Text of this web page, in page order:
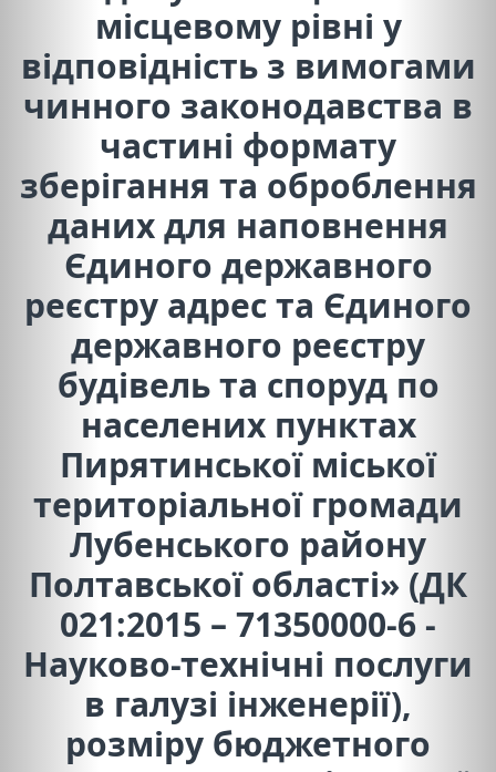
місцевому рівні у
відповідність з вимогами
чинного законодавства в
частині формату
зберігання та оброблення
даних для наповнення
Єдиного державного
реєстру адрес та Єдиного
державного реєстру
будівель та споруд по
населених пунктах
Пирятинської міської
територіальної громади
Лубенського району
Полтавської області» (ДК
021:2015 – 71350000-6 -
Науково-технічні послуги
в галузі інженерії),
розміру бюджетного